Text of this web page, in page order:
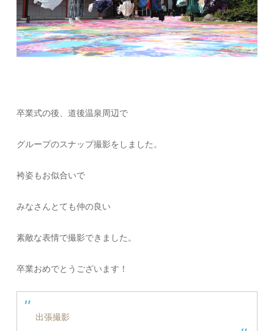
卒業式の後、道後温泉周辺で
グループのスナップ撮影をしました。
袴姿もお似合いで
みなさんとても仲の良い
素敵な表情で撮影できました。
卒業おめでとうございます！
出張撮影